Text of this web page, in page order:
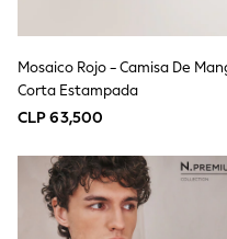
Vests
Sleepsuits
Rompersuits
Newborn
All Footwear
First Walkers
All Accessories
Mosaico Rojo - Camisa De
Corta Estampada
CLP 63,500